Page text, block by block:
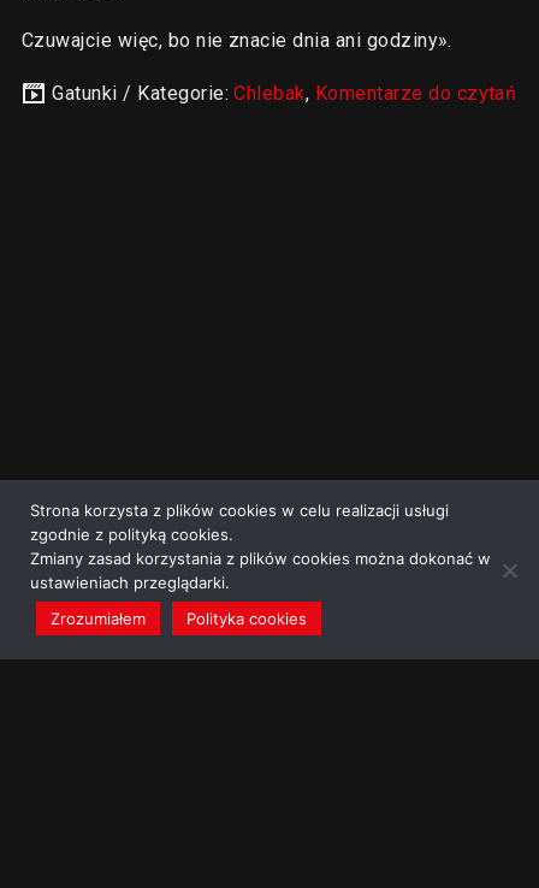
Czuwajcie więc, bo nie znacie dnia ani godziny».
Gatunki / Kategorie:Chlebak, Komentarze do czytań
Strona korzysta z plików cookies w celu realizacji usługi
zgodnie z polityką cookies.
Zmiany zasad korzystania z plików cookies można dokonać w
ustawieniach przeglądarki.
Zrozumiałem
Polityka cookies